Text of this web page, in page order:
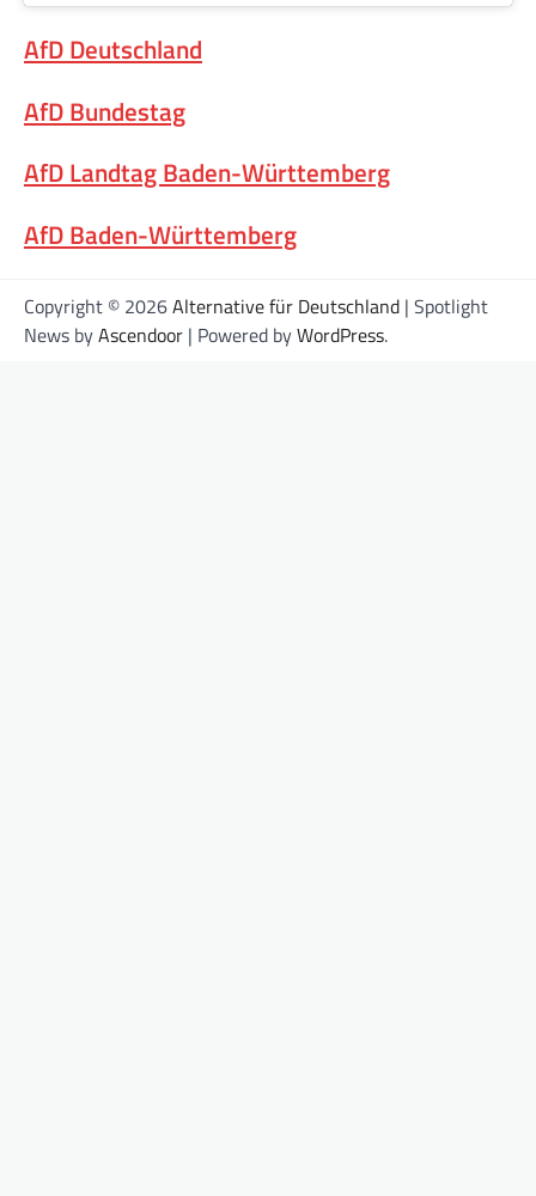
AfD Deutschland
AfD Bundestag
AfD Landtag Baden-Württemberg
AfD Baden-Württemberg
Copyright © 2026Alternative für Deutschland | Spotlight
News byAscendoor | Powered byWordPress.